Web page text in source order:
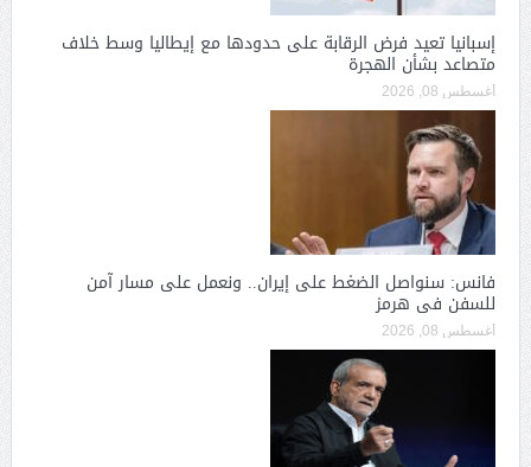
إسبانيا تعيد فرض الرقابة على حدودها مع إيطاليا وسط خلاف
متصاعد بشأن الهجرة
أغسطس 08, 2026
فانس: سنواصل الضغط على إيران.. ونعمل على مسار آمن
للسفن فى هرمز
أغسطس 08, 2026